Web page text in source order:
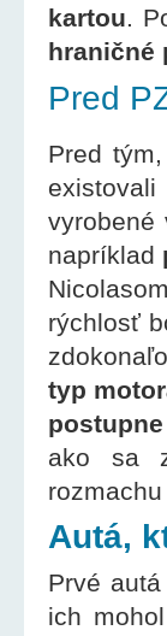
kartou.
hraničné
Pred
Pred
vyrobené
napríklad
rýchlosť
typ
ako sa
Autá,
Prvé
ich